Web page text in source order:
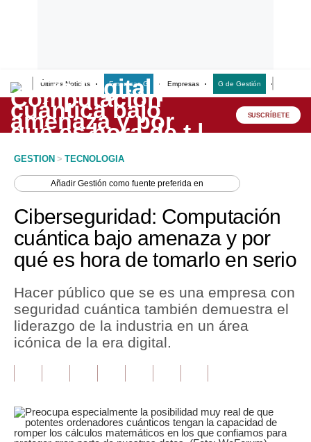
Últimas Noticias Empresas G Empresas G de Gestión
Lo último
Peru Quiosco
Economía
Mercados
Política
Tu Dinero
Finanzas Personales
Plus G
SUSCRÍBETE
GESTION > TECNOLOGIA
AñadirGestión como fuente preferida en
Ciberseguridad: Computación
cuántica bajo amenaza y por
qué es hora de tomarlo en serio
Hacer público que se es una empresa con
seguridad cuántica también demuestra el
liderazgo de la industria en un área
icónica de la era digital.